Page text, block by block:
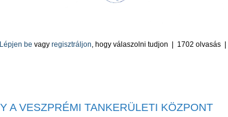
beiratkozás -ra
Lépjen be vagy regisztráljon , hogy válaszolni tudjon | 1702 olvasás
A VESZPRÉMI TANKERÜLETI KÖZPONT